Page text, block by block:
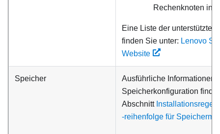
Rechenknoten
Eine Liste der unterstützten
finden Sie unter: Lenovo
Website
Speicher
Ausführliche Informationen
Speicherkonfiguration
Abschnitt
‑reihenfolge für